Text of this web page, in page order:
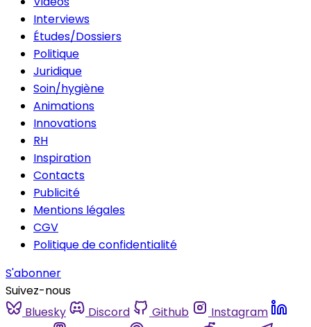
Interviews
Études/Dossiers
Politique
Juridique
Soin/hygiène
Animations
Innovations
RH
Inspiration
Contacts
Publicité
Mentions légales
CGV
Politique de confidentialité
S'abonner
Suivez-nous
Bluesky
Discord Github
Instagram